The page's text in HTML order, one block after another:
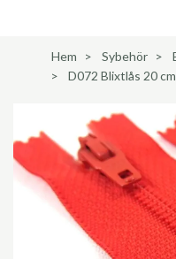
Hem Sybehör
D072 Blixtlås 20